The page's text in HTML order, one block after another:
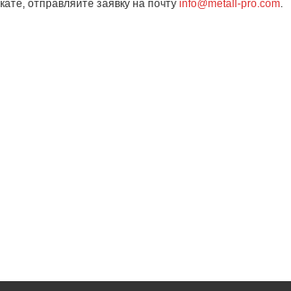
отправляйте заявку на почту info@metall-pro.com.